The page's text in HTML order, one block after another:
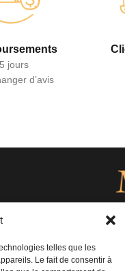
telles que les
Le fait de consentir à
jours
d’avis